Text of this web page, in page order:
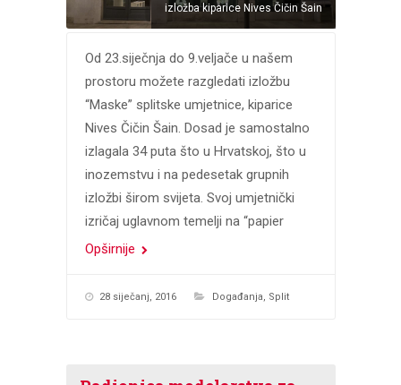
izložba kiparice Nives Čičin Šain
Od 23.siječnja do 9.veljače u našem
prostoru možete razgledati izložbu
“Maske” splitske umjetnice, kiparice
Nives Čičin Šain. Dosad je samostalno
izlagala 34 puta što u Hrvatskoj, što u
inozemstvu i na pedesetak grupnih
izložbi širom svijeta. Svoj umjetnički
izričaj uglavnom temelji na “papier
Opširnije
28 siječanj, 2016 Događanja, Split